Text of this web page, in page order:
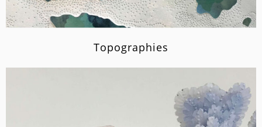
Topographies